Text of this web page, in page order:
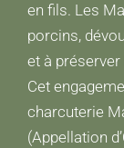
en fils. Les
porcins,
et à
Cet
charcuterie
(Appellation